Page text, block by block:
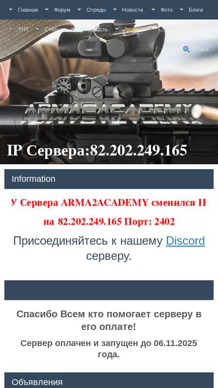
Главная Форум Отряды Новости Фото Блоги
ТНТ Статьи Активность Люди
Поиск
IP Сервера:82.202.249.165
Information
У Сервера ARMA2ACADEMY сменился IP
на82.202.249.165 Порт: 2402
Присоединяйтесь к нашему Discord
серверу.
Спасибо Всем кто помогает серверу в
его оплате!
Сервер оплачен и запущен до 06.11.2025
года.
Объявления